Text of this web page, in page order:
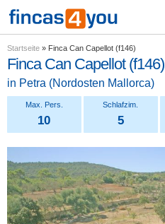
Startseite » Finca Can Capellot (f146)
Finca Can Capellot (f146)
in Petra (Nordosten Mallorca)
10 5